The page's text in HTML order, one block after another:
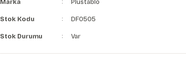
Marka Plustablo
Stok Kodu DF0505
Stok Durumu Var